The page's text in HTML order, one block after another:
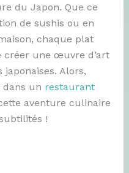
du Japon. Que ce
de sushis ou en
chaque plat
créer une œuvre d’art
Alors,
dans un restaurant
aventure culinaire
!